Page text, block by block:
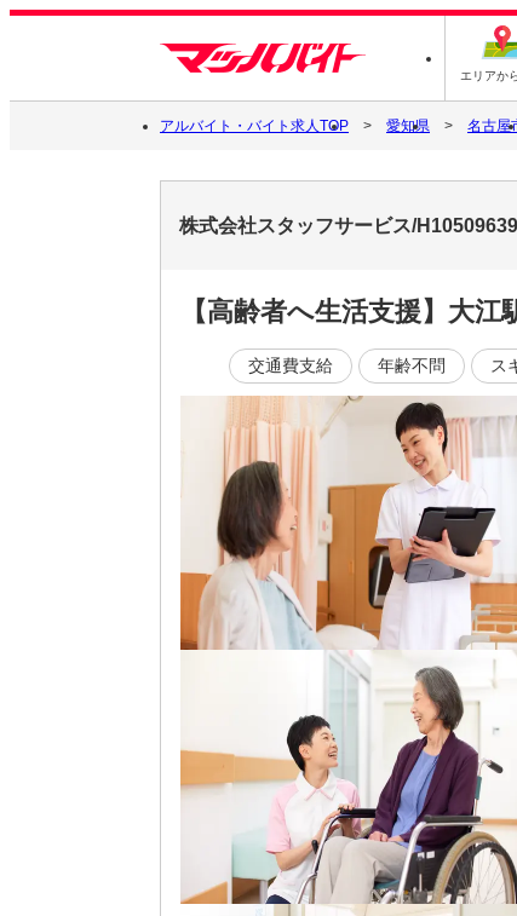
エリアか
アルバイト・バイト求人TOP 愛知県 名古屋
株式会社スタッフサービス/
【高齢者へ生活支援】大
交通費支給 年齢不問 ス